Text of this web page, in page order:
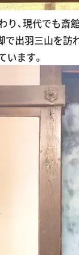
り、現代でも斎
で出羽三山を訪
います。